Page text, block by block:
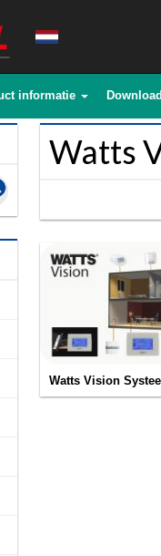
informatie
Watts
Watts Vision